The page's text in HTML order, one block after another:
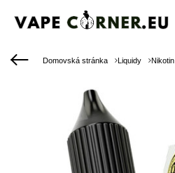
Domovská stránka Liquidy Nikotin